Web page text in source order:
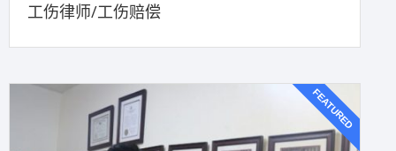
工伤律师/工伤赔偿
FEATURED